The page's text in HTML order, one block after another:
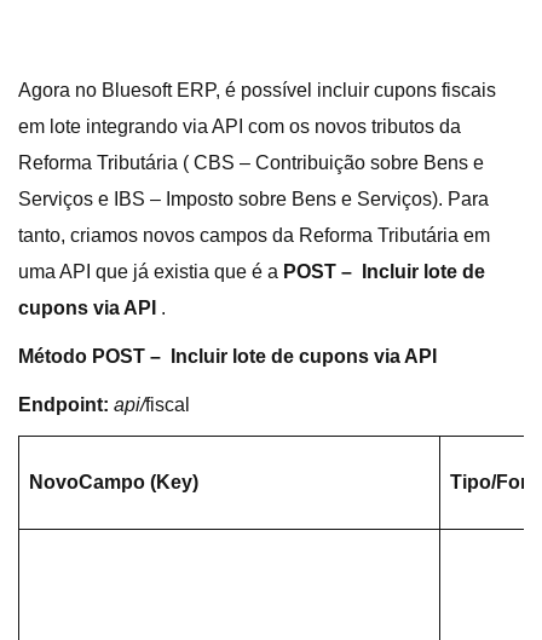
Agora no Bluesoft ERP, é possível incluir cupons fiscais
em lote integrando via API com os novos tributos da
Reforma Tributária ( CBS – Contribuição sobre Bens e
Serviços e IBS – Imposto sobre Bens e Serviços). Para
tanto, criamos novos campos da Reforma Tributária em
uma API que já existia que é a POST –
Incluir lote de
cupons via API .
Método POST – Incluir lote de cupons via API
Endpoint: api/fiscal
NovoCampo (Key) Tipo/